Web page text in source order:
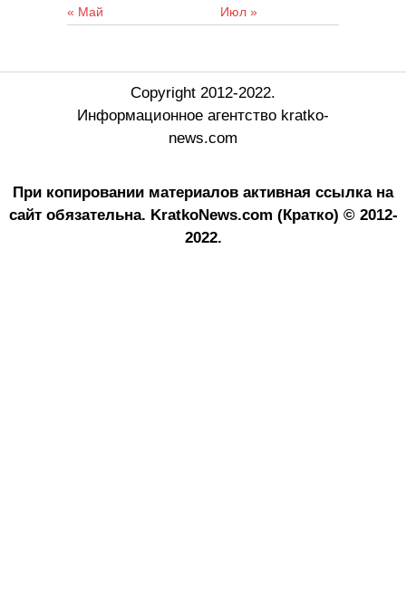
« Май Июл »
Copyright 2012-2022.
Информационное агентство kratko-
news.com
При копировании материалов активная ссылка на
сайт обязательна. KratkoNews.com (Кратко) © 2012-
2022.